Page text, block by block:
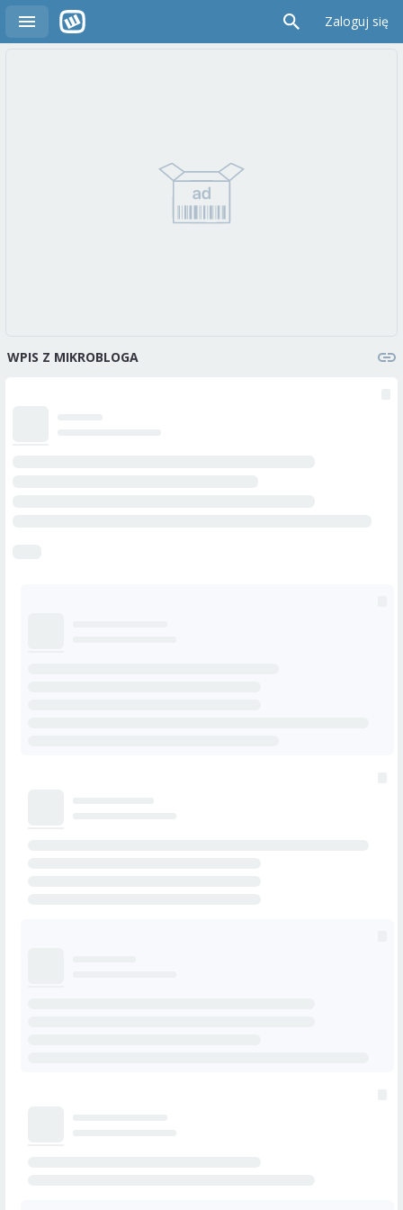
Zaloguj się
WPIS Z MIKROBLOGA